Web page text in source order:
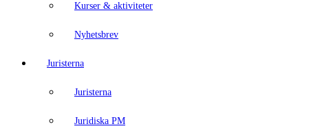
Kurser & aktiviteter
Nyhetsbrev
Juristerna
Juristerna
Juridiska PM